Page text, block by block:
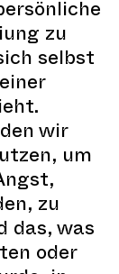
zu
selbst
wir
um
zu
das, was
oder